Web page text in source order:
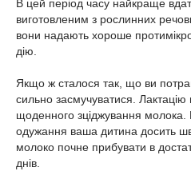
В цей період часу найкраще
виготовленим з рослинних
вони надають хороше
дію.
Якщо ж сталося так, що ви
сильно засмучуватися.
щоденного зціджування молока.
одужання ваша дитина досить
молоко почне прибувати в
днів.